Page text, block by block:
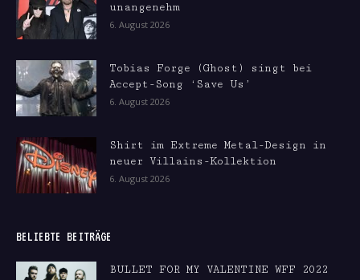
unangenehm
6. August 2026
Tobias Forge (Ghost) singt bei
Accept-Song ‘Save Us’
6. August 2026
Shirt im Extreme Metal-Design in
neuer Villains-Kollektion
6. August 2026
BELIEBTE BEITRÄGE
BULLET FOR MY VALENTINE WFF 2022